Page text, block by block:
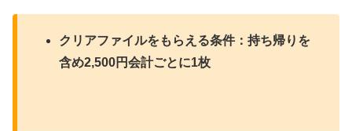
クリアファイルをもらえる条件：持ち帰りを
含め2,500円会計ごとに1枚